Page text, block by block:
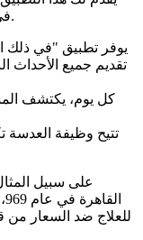
في نفس اليوم، من العصور القديمة حتى اليوم.
يوفر تطبيق "في ذلك
تقديم جميع الأحداث
كل يوم، يكتشف
تتيح وظيفة
للعلاج ضد السعار من قبل